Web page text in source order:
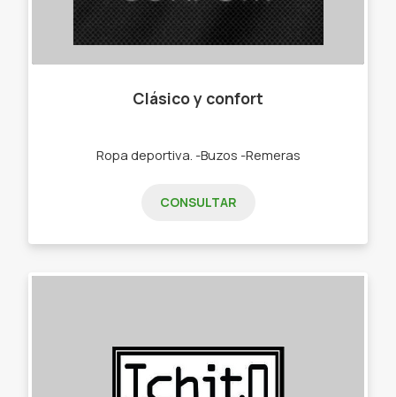
Clásico y confort
Ropa deportiva. -Buzos -Remeras
CONSULTAR